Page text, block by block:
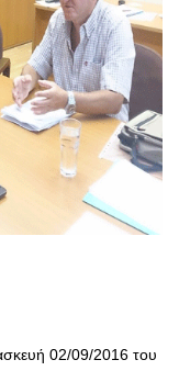
02/09/2016 του